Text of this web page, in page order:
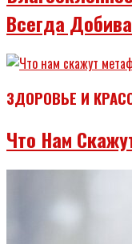
Всегда
ЗДОРОВЬЕ И
Что Нам